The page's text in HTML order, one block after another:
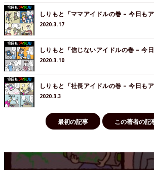
しりもと「ママアイドルの巻 – 今日もア
2020.3.17
しりもと「信じないアイドルの巻 – 今
2020.3.10
しりもと「社長アイドルの巻 – 今日もア
2020.3.3
最初の記事 この著者の記